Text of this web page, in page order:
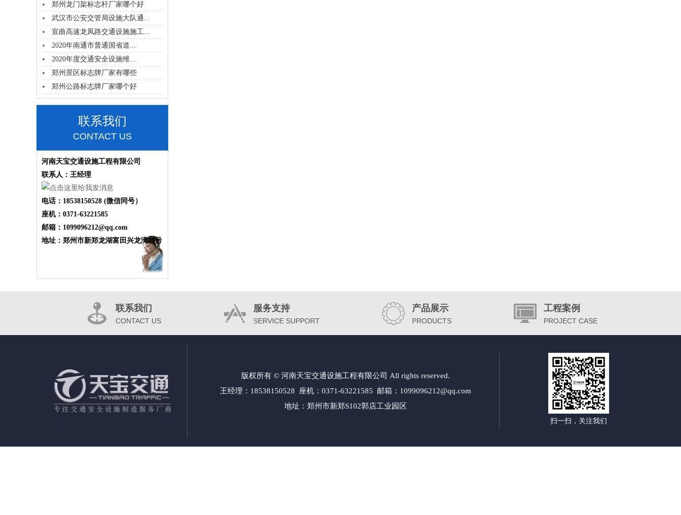
郑州龙门架标志杆厂家哪个好
武汉市公安交管局设施大队通...
宣曲高速龙凤路交通设施施工...
2020年南通市普通国省道...
2020年度交通安全设施维...
郑州景区标志牌厂家有哪些
郑州公路标志牌厂家哪个好
联系我们
CONTACT US
河南天宝交通设施工程有限公司
联系人：王经理
电话：18538150528 (微信同号）
座机：0371-63221585
邮箱：1099096212@qq.com
地址：郑州市新郑龙湖富田兴龙湾29号
联系我们
CONTACT US
服务支持
SERVICE SUPPORT
产品展示
PRODUCTS
工程案例
PROJECT CASE
扫一扫，关注我们
版权所有 © 河南天宝交通设施工程有限公司 All rights reserved.
王经理：18538150528 座机：0371-63221585 邮箱：1099096212@qq.com
地址：郑州市新郑S102郭店工业园区